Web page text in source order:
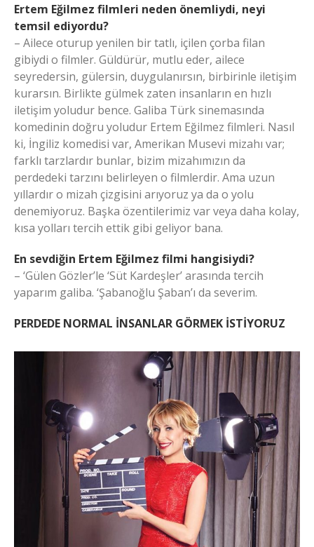
Ertem Eğilmez filmleri neden önemliydi, neyi
temsil ediyordu?
– Ailece oturup yenilen bir tatlı, içilen çorba filan
gibiydi o filmler. Güldürür, mutlu eder, ailece
seyredersin, gülersin, duygulanırsın, birbirinle iletişim
kurarsın. Birlikte gülmek zaten insanların en hızlı
iletişim yoludur bence. Galiba Türk sinemasında
komedinin doğru yoludur Ertem Eğilmez filmleri. Nasıl
ki, İngiliz komedisi var, Amerikan Musevi mizahı var;
farklı tarzlardır bunlar, bizim mizahımızın da
perdedeki tarzını belirleyen o filmlerdir. Ama uzun
yıllardır o mizah çizgisini arıyoruz ya da o yolu
denemiyoruz. Başka özentilerimiz var veya daha kolay,
kısa yolları tercih ettik gibi geliyor bana.
En sevdiğin Ertem Eğilmez filmi hangisiydi?
– ‘Gülen Gözler’le ‘Süt Kardeşler’ arasında tercih
yaparım galiba. ‘Şabanoğlu Şaban’ı da severim.
PERDEDE NORMAL İNSANLAR GÖRMEK İSTİYORUZ